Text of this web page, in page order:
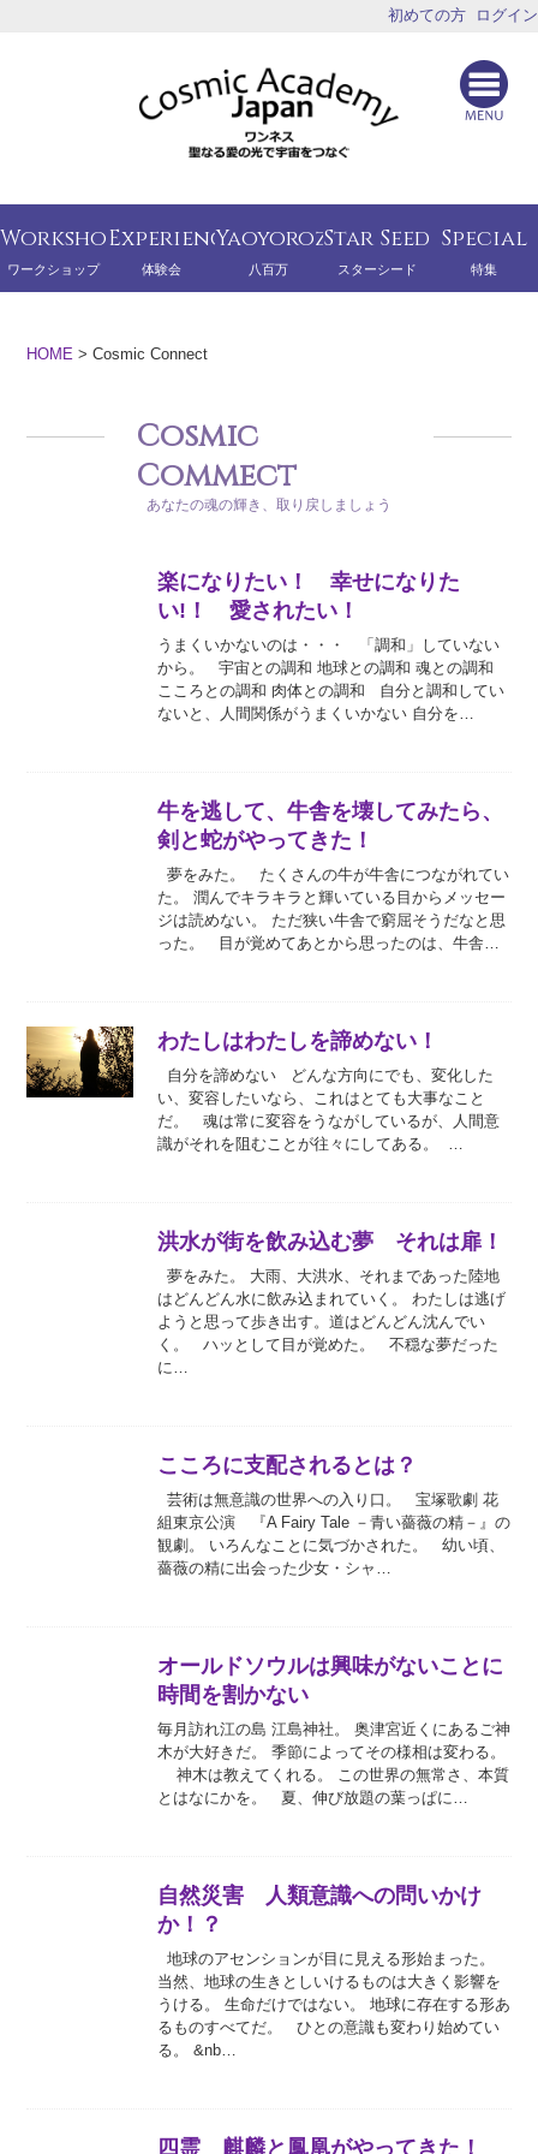
初めての方 ログイン
Workshop
ワークショップ
Experience
体験会
Yaoyorozu
八百万
Star Seed
スターシード
Special
特集
HOME >Cosmic Connect
Cosmic
Commect
あなたの魂の輝き、取り戻しましょう
楽になりたい！ 幸せになりた
い!！ 愛されたい！
うまくいかないのは・・・ 「調和」していない
から。 宇宙との調和 地球との調和 魂との調和
こころとの調和 肉体との調和 自分と調和してい
ないと、人間関係がうまくいかない 自分を…
牛を逃して、牛舎を壊してみたら、
剣と蛇がやってきた！
夢をみた。 たくさんの牛が牛舎につながれてい
た。 潤んでキラキラと輝いている目からメッセー
ジは読めない。 ただ狭い牛舎で窮屈そうだなと思
った。 目が覚めてあとから思ったのは、牛舎…
わたしはわたしを諦めない！
自分を諦めない どんな方向にでも、変化した
い、変容したいなら、これはとても大事なこと
だ。 魂は常に変容をうながしているが、人間意
識がそれを阻むことが往々にしてある。 …
洪水が街を飲み込む夢 それは扉！
夢をみた。 大雨、大洪水、それまであった陸地
はどんどん水に飲み込まれていく。 わたしは逃げ
ようと思って歩き出す。道はどんどん沈んでい
く。 ハッとして目が覚めた。 不穏な夢だった
に…
こころに支配されるとは？
芸術は無意識の世界への入り口。 宝塚歌劇 花
組東京公演 『A Fairy Tale －青い薔薇の精－』の
観劇。 いろんなことに気づかされた。 幼い頃、
薔薇の精に出会った少女・シャ…
オールドソウルは興味がないことに
時間を割かない
毎月訪れ江の島 江島神社。 奥津宮近くにあるご神
木が大好きだ。 季節によってその様相は変わる。
神木は教えてくれる。 この世界の無常さ、本質
とはなにかを。 夏、伸び放題の葉っぱに…
自然災害 人類意識への問いかけ
か！？
地球のアセンションが目に見える形始まった。
当然、地球の生きとしいけるものは大きく影響を
うける。 生命だけではない。 地球に存在する形あ
るものすべてだ。 ひとの意識も変わり始めてい
る。 &nb…
四霊 麒麟と鳳凰がやってきた！